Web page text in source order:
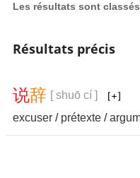
Les résultats sont
Résultats précis
说辞 [ shuō cí ]
excuser / prétexte /